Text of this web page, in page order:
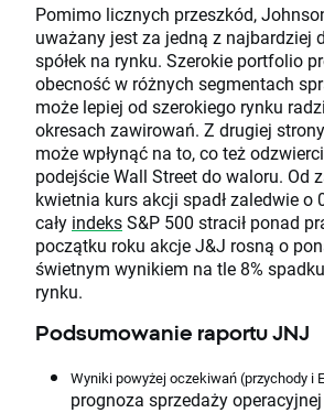
Pomimo licznych przeszkód,
uważany jest za jedną z najbardziej
spółek na rynku. Szerokie portfolio
obecność w różnych segmentach
może lepiej od szerokiego rynku
okresach zawirowań. Z drugiej
może wpłynąć na to, co też
podejście Wall Street do waloru. Od
kwietnia kurs akcji spadł zaledwie o
cały indeksS&P 500 stracił ponad
początku roku akcje J&J rosną o
świetnym wynikiem na tle 8%
rynku.
Podsumowanie raportu JNJ
Wyniki powyżej oczekiwań (przychody i
prognoza sprzedaży operacyjnej